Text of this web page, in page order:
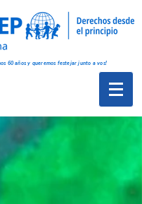
60 años y queremos festejar junto a vos!